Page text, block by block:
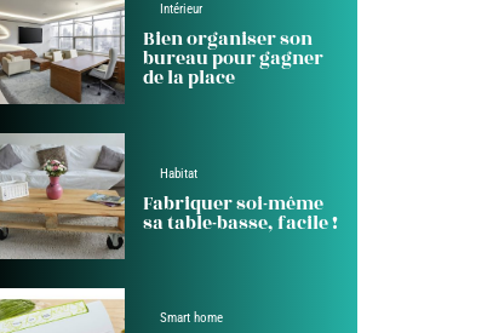
Intérieur
Bien organiser son
bureau pour gagner
de la place
Habitat
Fabriquer soi-même
sa table-basse, facile !
Smart home